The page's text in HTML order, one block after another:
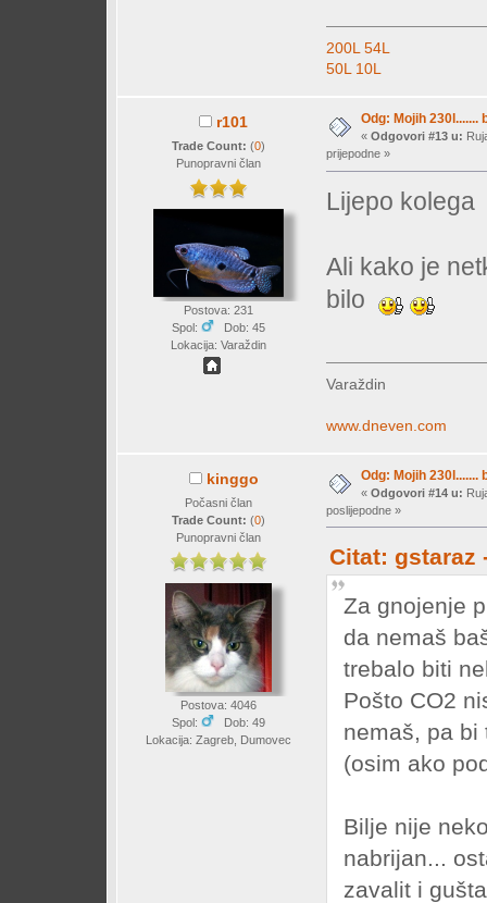
200L 54L
50L 10L
r101
Trade Count: (0)
Punopravni član
Postova: 231
Spol:
Dob: 45
Lokacija: Varaždin
Odg: Mojih 230l.......
« Odgovori #13 u:
prijepodne »
Lijepo kolega
Ali kako je
bilo
Varaždin
www.dneven.com
kinggo
Počasni član
Trade Count: (0)
Punopravni član
Postova: 4046
Spol:
Dob: 49
Lokacija: Zagreb, Dumovec
Odg: Mojih 230l.......
« Odgovori #14 u:
poslijepodne »
Citat: gstaraz
Za gnojenje
da nemaš
trebalo biti
Pošto CO2
nemaš, pa bi
(osim ako
Bilje nije
nabrijan...
zavalit i